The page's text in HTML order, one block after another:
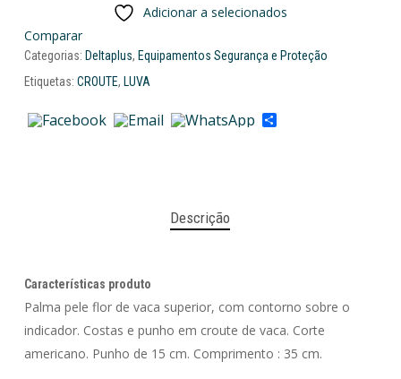
Adicionar a selecionados
Comparar
Categorias: Deltaplus, Equipamentos Segurança e Proteção
Etiquetas: CROUTE, LUVA
Share
Descrição
Características produto
Palma pele flor de vaca superior, com contorno sobre o
indicador. Costas e punho em croute de vaca. Corte
americano. Punho de 15 cm. Comprimento : 35 cm.